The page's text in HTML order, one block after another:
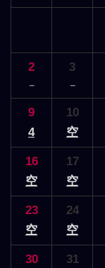
2
－
3
－
9
4
10
空
16
空
17
空
23
空
24
空
30
31